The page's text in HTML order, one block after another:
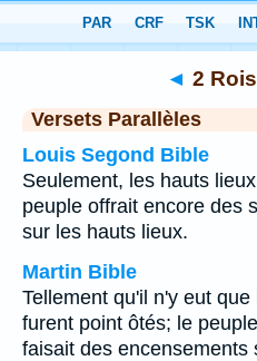
Chapitre 15> Verset 4
◄ 2
Versets Parallèles
Louis Segond Bible
Seulement, les hauts
peuple offrait encore des
sur les hauts lieux.
Martin Bible
Tellement qu'il n'y eut
furent point ôtés; le
faisait des encensements